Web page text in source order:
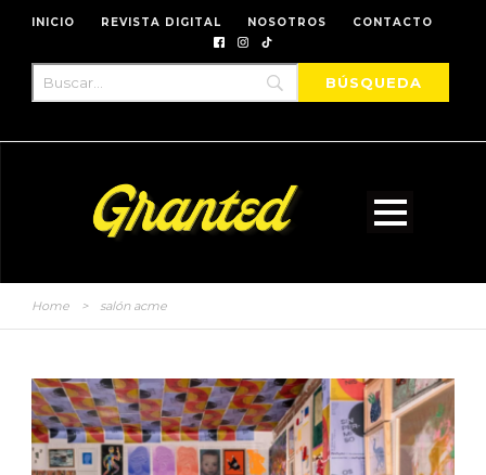
INICIO REVISTA DIGITAL NOSOTROS CONTACTO
Home > salón acme